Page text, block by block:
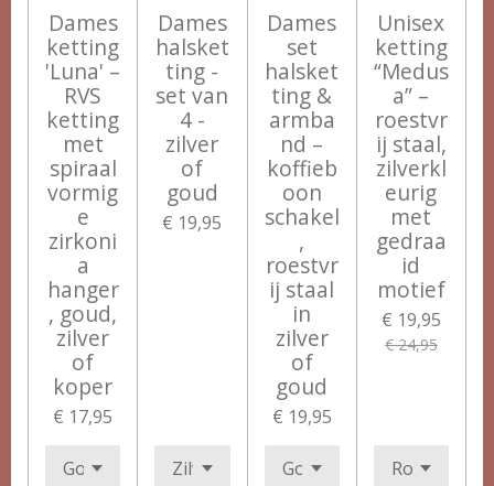
Dames
ketting
'Luna' –
RVS
ketting
met
spiraal
vormig
e
zirkoni
a
hanger
, goud,
zilver
of
koper
€ 17,95
Dames
halsket
ting -
set van
4 -
zilver
of
goud
€ 19,95
Dames
set
halsket
ting &
armba
nd –
koffieb
oon
schakel
,
roestvr
ij staal
in
zilver
of
goud
€ 19,95
Unisex
ketting
“Medus
a” –
roestvr
ij staal,
zilverkl
eurig
met
gedraa
id
motief
€ 19,95
€ 24,95